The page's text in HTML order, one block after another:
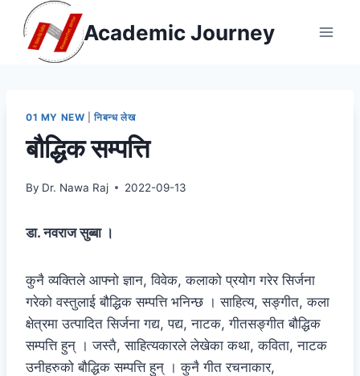
content
Academic Journey
01 MY NEW |निबन्ध लेख
बौद्धिक सम्पत्ति
By Dr. Nawa Raj 2022-09-13
डा. नवराज सुब्बा ।
कुनै व्यक्तिले आफ्नो ज्ञान, विवेक, कलाको प्रयोग गरेर सिर्जना
गरेको वस्तुलाई बौद्धिक सम्पत्ति भनिन्छ । साहित्य, सङ्गीत, कला
क्षेत्रमा उत्पादित सिर्जना गद्य, पद्य, नाटक, गीतसङ्गीत बौद्धिक
सम्पत्ति हुन् । जस्तै, साहित्यकारले लेखेका कथा, कविता, नाटक
उनीहरुको बौद्धिक सम्पत्ति हुन् । कुनै गीत रचनाकार,